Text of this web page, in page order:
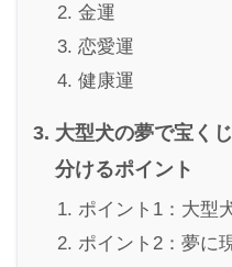
金運
恋愛運
健康運
大型犬の夢で宝く
分けるポイント
ポイント1：大型
ポイント2：夢に